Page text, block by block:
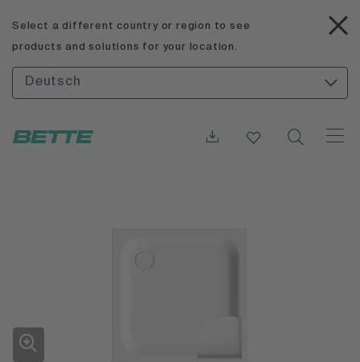
Select a different country or region to see
products and solutions for your location.
Deutsch